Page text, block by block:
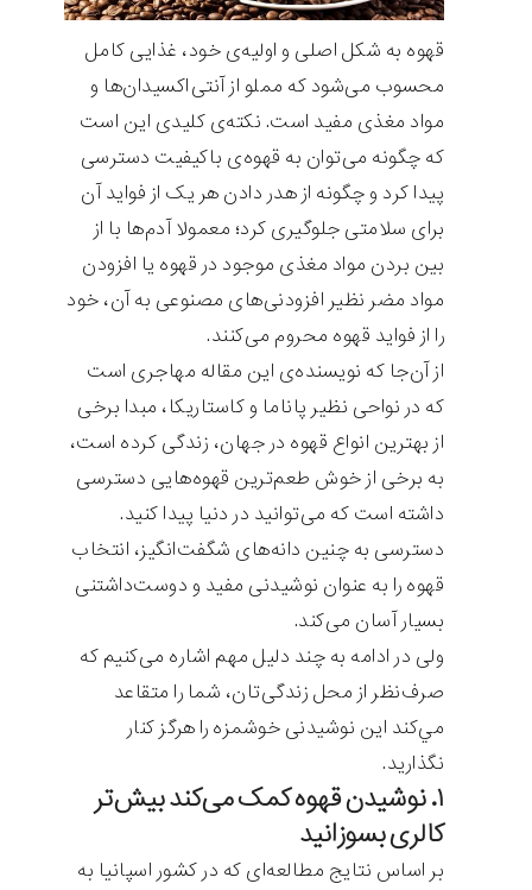
قهوه به شکل اصلی و اولیه‌ی خود، غذایی کامل
محسوب می‌شود که مملو از آنتی‌اکسیدان‌ها و
مواد مغذی مفید است. نکته‌ی کلیدی این است
که چگونه می‌توان به قهوه‌ی باکیفیت دسترسی
پیدا کرد و چگونه از هدر دادن هر یک از فواید آن
برای سلامتی جلوگیری کرد؛ معمولا آدم‌ها با از
بین بردن مواد مغذی موجود در قهوه یا افزودن
مواد مضر نظیر افزودنی‌های مصنوعی به آن، خود
را از فواید قهوه محروم می‌کنند.
از آن‌جا که نویسنده‌ی این مقاله مهاجری است
که در نواحی نظیر پاناما و کاستاریکا، مبدا برخی
از بهترین انواع قهوه در جهان، زندگی کرده است،
به برخی از خوش طعم‌ترین قهوه‌هایی دسترسی
داشته است که می‌توانید در دنیا پیدا کنید.
دسترسی به چنین دانه‌های شگفت‌انگیز، انتخاب
قهوه را به عنوان نوشیدنی مفید و دوست‌داشتنی
بسیار آسان می‌کند.
ولی در ادامه به چند دلیل مهم اشاره می‌کنیم که
صرف‌نظر از محل زندگی‌تان، شما را متقاعد
مي‌كند این نوشیدنی خوشمزه را هرگز کنار
نگذارید.
۱. نوشیدن قهوه کمک می‌کند بیش‌تر
کالری بسوزانید
بر اساس نتایج مطالعه‌ای که در کشور اسپانیا به